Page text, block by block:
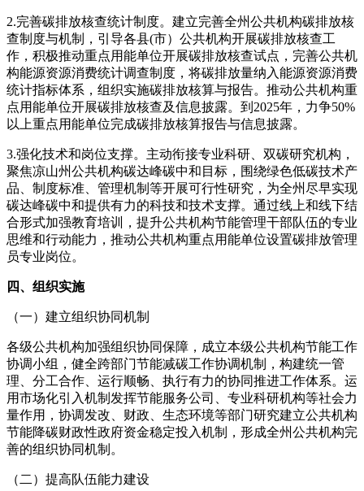
2.完善碳排放核查统计制度。建立完善全州公共机构碳排放核
查制度与机制，引导各县(市）公共机构开展碳排放核查工
作，积极推动重点用能单位开展碳排放核查试点，完善公共机
构能源资源消费统计调查制度，将碳排放量纳入能源资源消费
统计指标体系，组织实施碳排放核算与报告。推动公共机构重
点用能单位开展碳排放核查及信息披露。到2025年，力争50%
以上重点用能单位完成碳排放核算报告与信息披露。
3.强化技术和岗位支撑。主动衔接专业科研、双碳研究机构，
聚焦凉山州公共机构碳达峰碳中和目标，围绕绿色低碳技术产
品、制度标准、管理机制等开展可行性研究，为全州尽早实现
碳达峰碳中和提供有力的科技和技术支撑。通过线上和线下结
合形式加强教育培训，提升公共机构节能管理干部队伍的专业
思维和行动能力，推动公共机构重点用能单位设置碳排放管理
员专业岗位。
四、组织实施
（一）建立组织协同机制
各级公共机构加强组织协同保障，成立本级公共机构节能工作
协调小组，健全跨部门节能减碳工作协调机制，构建统一管
理、分工合作、运行顺畅、执行有力的协同推进工作体系。运
用市场化引入机制发挥节能服务公司、专业科研机构等社会力
量作用，协调发改、财政、生态环境等部门研究建立公共机构
节能降碳财政性政府资金稳定投入机制，形成全州公共机构完
善的组织协同机制。
（二）提高队伍能力建设